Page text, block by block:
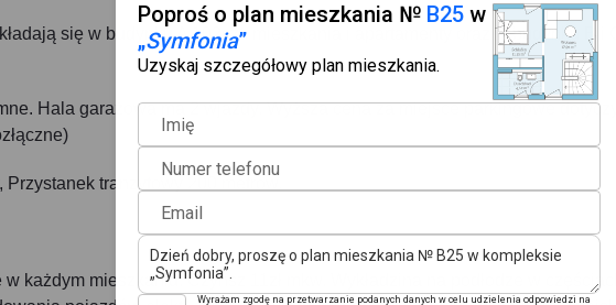
Poproś o plan mieszkania № B25 w
„Symfonia”
Uzyskaj szczegółowy plan mieszkania.
Imię
Numer telefonu
Email
Wyrażam zgodę na przetwarzanie podanych danych w celu udzielenia odpowiedzi na
się w budynku A 102szt. mieszkania i apartamenty oraz w budynku B i C
Hala garażowa ma 2 wjazdy. Wyższa cena za miejsce parkingowe dotyczy
tranzytowy 200 metrów.
każdym mieszkaniu. Czynsz 11zł mkw. Wykładzina na podłodze w częściach